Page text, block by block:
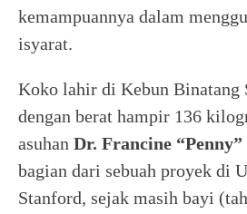
kemampuannya dalam
isyarat.
Koko lahir di Kebun Binatang
dengan berat hampir 136
asuhan Dr. Francine
bagian dari sebuah proyek di
Stanford, sejak masih bayi